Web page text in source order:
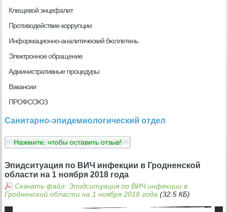
Клещевой энцефалит
Противодействие коррупции
Информационно-аналитический бюллетень
Электронное обращение
Административные процедуры
Вакансии
ПРОФСОЮЗ
Санитарно-эпидемиологический отдел
Нажмите, чтобы оставить отзыв!
Эпидситуация по ВИЧ инфекции в Гродненской
области на 1 ноября 2018 года
Скачать файл: Эпидситуация по ВИЧ инфекции в
Гродненской области на 1 ноября 2018 года (32.5 КБ)